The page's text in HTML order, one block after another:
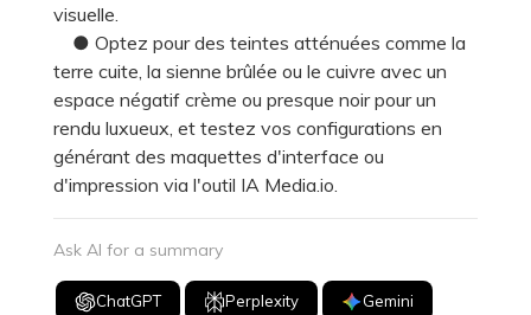
visuelle.
● Optez pour des teintes atténuées comme la
terre cuite, la sienne brûlée ou le cuivre avec un
espace négatif crème ou presque noir pour un
rendu luxueux, et testez vos configurations en
générant des maquettes d'interface ou
d'impression via l'outil IA Media.io.
Ask AI for a summary
ChatGPT Perplexity Gemini